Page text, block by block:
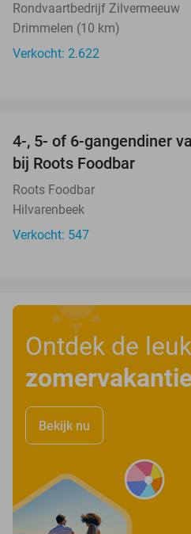
Rondvaartbedrijf Zilvermeeuw
Drimmelen (10 km)
Verkocht: 2.622
4-, 5- of 6-gangendiner
bij Roots Foodbar
Roots Foodbar
Hilvarenbeek
Verkocht: 547
Ontdek de
Bekijk nu